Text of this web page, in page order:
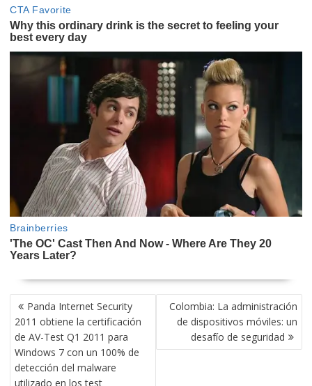
NAVEGACIÓN
DE
ENTRADAS
Panda Internet Security
2011 obtiene la certificación
de AV-Test Q1 2011 para
Windows 7 con un 100% de
detección del malware
utilizado en los test
Colombia: La administración
de dispositivos móviles: un
desafío de seguridad